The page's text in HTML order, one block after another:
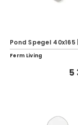
Pond Spegel 40x165
Ferm Living
5